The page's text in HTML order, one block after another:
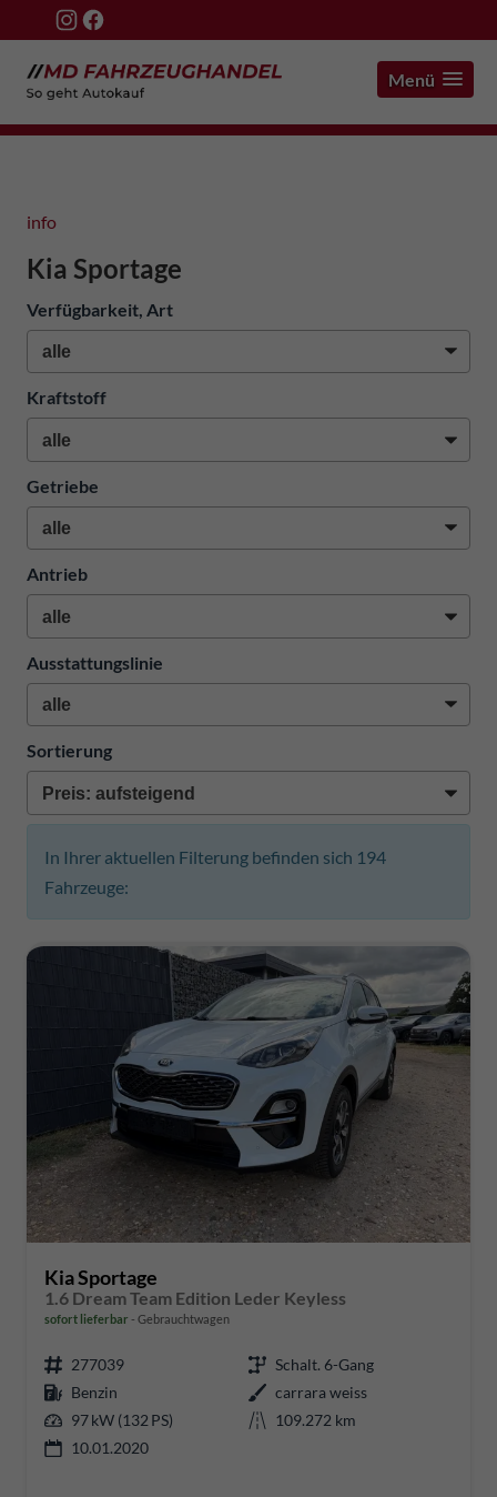
Menü
info
Kia Sportage
Verfügbarkeit, Art
Kraftstoff
Getriebe
Antrieb
Ausstattungslinie
Sortierung
In Ihrer aktuellen Filterung befinden sich 194
Fahrzeuge:
Kia Sportage
1.6 Dream Team Edition Leder Keyless
sofort lieferbar Gebrauchtwagen
277039
Schalt. 6-Gang
Benzin
carrara weiss
97 kW (132 PS)
109.272 km
10.01.2020